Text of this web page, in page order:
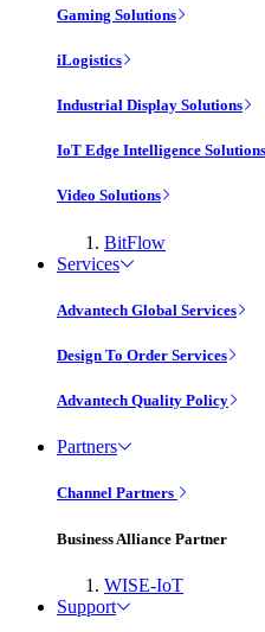
Gaming Solutions
iLogistics
Industrial Display Solutions
IoT Edge Intelligence
Video Solutions
BitFlow
Services
Advantech Global Services
Design To Order Services
Advantech Quality Policy
Partners
Channel Partners
Business Alliance Partner
WISE-IoT
Support